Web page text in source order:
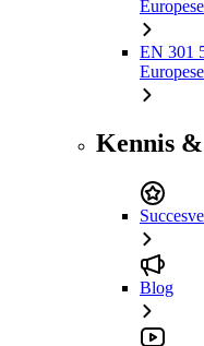
EN 301
Kennis
Blog